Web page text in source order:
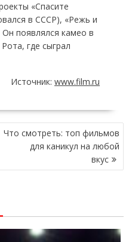
«Спасите
в СССР), «Режь и
Он появлялся камео в
где сыграл
Источник:www.film.ru
Что смотреть: топ фильмов
для каникул на любой
вкус